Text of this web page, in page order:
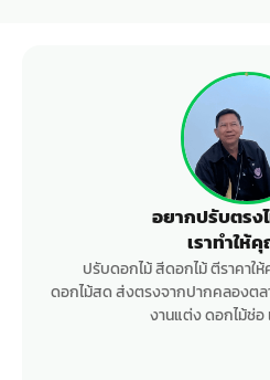
อยากปรับตรง
เราทำให้
ปรับดอกไม้ สีดอกไม้ ตีราคาใ
ดอกไม้สด ส่งตรงจากปากคลองต
งานแต่ง ดอกไม้ช่อ